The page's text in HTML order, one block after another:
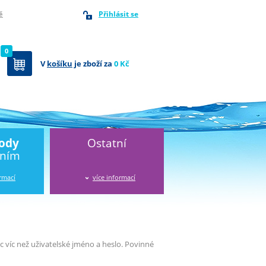
Přihlásit se
Vkošíku je zboží za 0 Kč
0
Ostatní
více informací
než uživatelské jméno a heslo. Povinné